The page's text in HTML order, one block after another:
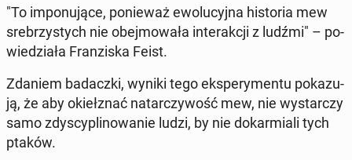
"To im­po­nu­ją­ce, po­nie­waż ewo­lu­cyj­na hi­sto­ria mew
sre­brzy­stych nie obej­mo­wa­ła in­te­rak­cji z ludźmi" – po­
wie­dzia­ła Fran­zi­ska Feist.
Zdaniem ba­dacz­ki, wyniki tego eks­pe­ry­men­tu po­ka­zu­
ją, że aby okieł­znać na­tar­czy­wość mew, nie wy­star­czy
samo zdy­scy­pli­no­wa­nie ludzi, by nie do­kar­mia­li tych
ptaków.